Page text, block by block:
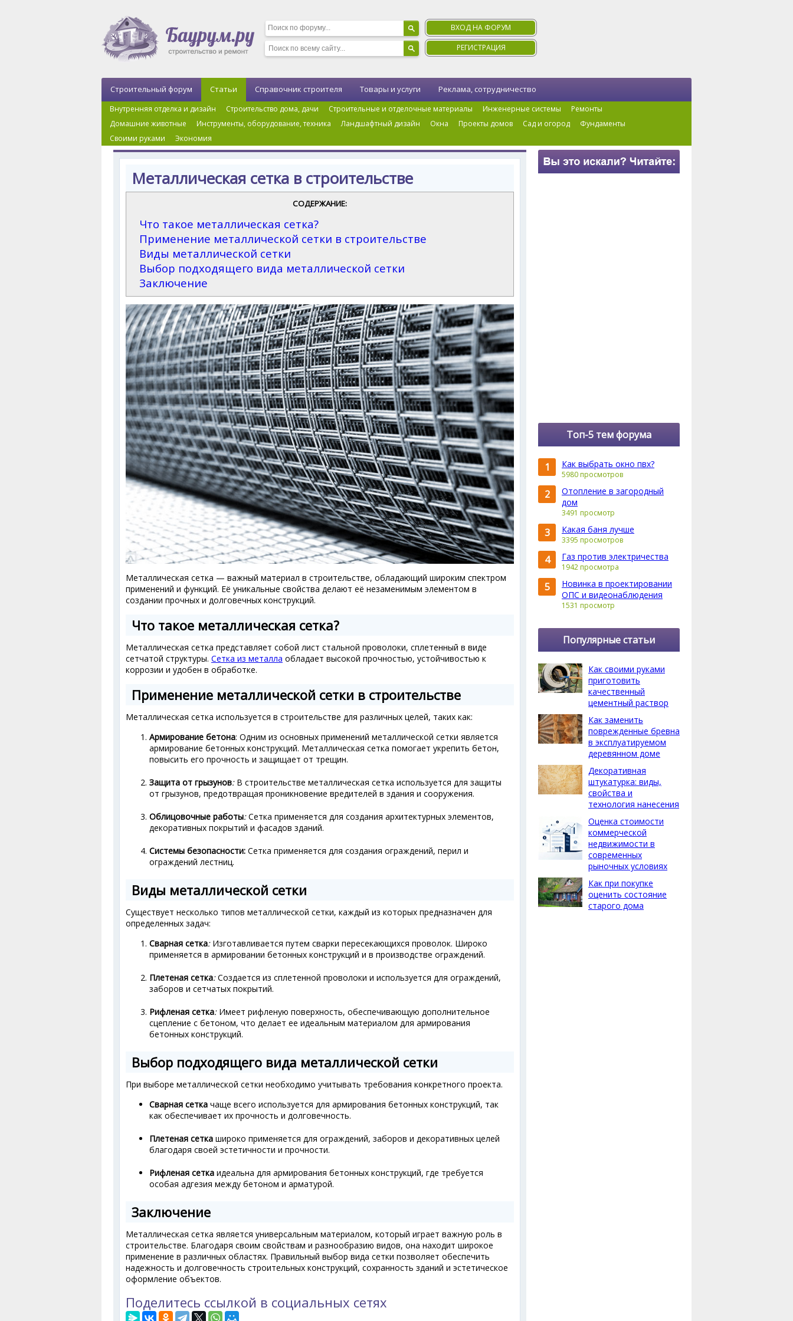
ВХОД НА ФОРУМ
РЕГИСТРАЦИЯ
Строительный форум Статьи
Внутренняя отделка и дизайн Строительство дома, дачи Строительные и отделочные материалы Инженерные системы
Ремонты
Домашние животные
Инструменты, оборудование, техника Ландшафтный дизайн Окна Проекты домов Сад и огород
Фундаменты
Своими руками
Экономия
Справочник строителя Товары и услуги Реклама, сотрудничество
Главная ›Строительство дома, дачи
Металлическая сетка в строительстве
СОДЕРЖАНИЕ:
Что такое металлическая сетка?
Применение металлической сетки в строительстве
Виды металлической сетки
Выбор подходящего вида металлической сетки
Заключение
Металлическая сетка — важный материал в строительстве, обладающий широким спектром
применений и функций. Её уникальные свойства делают её незаменимым элементом в
создании прочных и долговечных конструкций.
Что такое металлическая сетка?
Металлическая сетка представляет собой лист стальной проволоки, сплетенный в виде
сетчатой структуры. Сетка из металла обладает высокой прочностью, устойчивостью к
коррозии и удобен в обработке.
Применение металлической сетки в строительстве
Металлическая сетка используется в строительстве для различных целей, таких как:
Армирование бетона: Одним из основных применений металлической сетки является
армирование бетонных конструкций. Металлическая сетка помогает укрепить бетон,
повысить его прочность и защищает от трещин.
Защита от грызунов:В строительстве металлическая сетка используется для защиты
от грызунов, предотвращая проникновение вредителей в здания и сооружения.
Облицовочные работы:Сетка применяется для создания архитектурных элементов,
декоративных покрытий и фасадов зданий.
Системы безопасности: Сетка применяется для создания ограждений, перил и
ограждений лестниц.
Виды металлической сетки
Существует несколько типов металлической сетки, каждый из которых предназначен для
определенных задач:
Сварная сетка:Изготавливается путем сварки пересекающихся проволок. Широко
применяется в армировании бетонных конструкций и в производстве ограждений.
Плетеная сетка:Создается из сплетенной проволоки и используется для ограждений,
заборов и сетчатых покрытий.
Рифленая сетка:Имеет рифленую поверхность, обеспечивающую дополнительное
сцепление с бетоном, что делает ее идеальным материалом для армирования
бетонных конструкций.
Выбор подходящего вида металлической сетки
При выборе металлической сетки необходимо учитывать требования конкретного проекта.
Сварная сетка чаще всего используется для армирования бетонных конструкций, так
как обеспечивает их прочность и долговечность.
Плетеная сетка широко применяется для ограждений, заборов и декоративных целей
благодаря своей эстетичности и прочности.
Рифленая сетка идеальна для армирования бетонных конструкций, где требуется
особая адгезия между бетоном и арматурой.
Заключение
Металлическая сетка является универсальным материалом, который играет важную роль в
строительстве. Благодаря своим свойствам и разнообразию видов, она находит широкое
применение в различных областях. Правильный выбор вида сетки позволяет обеспечить
надежность и долговечность строительных конструкций, сохранность зданий и эстетическое
оформление объектов.
Поделитесь ссылкой в социальных сетях
Топ-5 тем форума
1 Как выбрать окно пвх?
5980 просмотров
2
Отопление в загородный
дом
3491 просмотр
3 Какая баня лучше
3395 просмотров
4 Газ против электричества
1942 просмотра
5
Новинка в проектировании
ОПС и видеонаблюдения
1531 просмотр
Популярные статьи
Как своими руками
приготовить
качественный
цементный раствор
Как заменить
поврежденные бревна
в эксплуатируемом
деревянном доме
Декоративная
штукатурка: виды,
свойства и
технология нанесения
Оценка стоимости
коммерческой
недвижимости в
современных
рыночных условиях
Как при покупке
оценить состояние
старого дома